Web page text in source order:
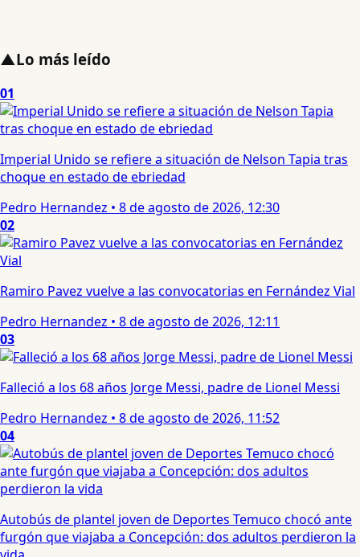
▲Lo más leído
01
Imperial Unido se refiere a situación de Nelson Tapia tras
choque en estado de ebriedad
Pedro Hernandez • 8 de agosto de 2026, 12:30
02
Ramiro Pavez vuelve a las convocatorias en Fernández Vial
Pedro Hernandez • 8 de agosto de 2026, 12:11
03
Falleció a los 68 años Jorge Messi, padre de Lionel Messi
Pedro Hernandez • 8 de agosto de 2026, 11:52
04
Autobús de plantel joven de Deportes Temuco chocó ante
furgón que viajaba a Concepción: dos adultos perdieron la